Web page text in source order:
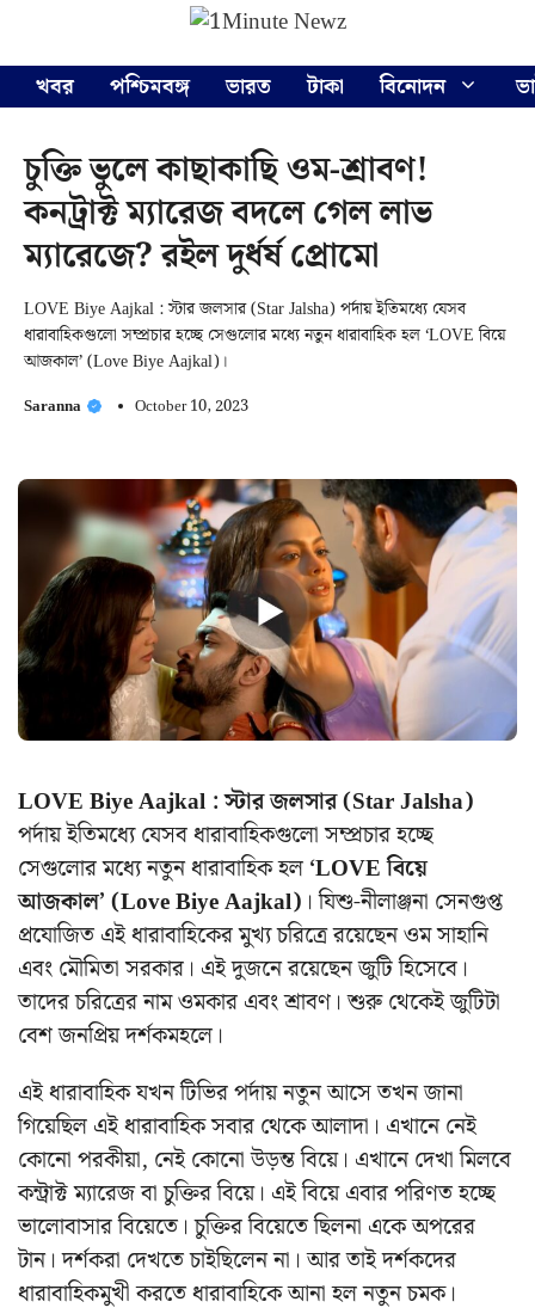
content
খবর
পশ্চিমবঙ্গ ভারত টাকা বিনোদন
চুক্তি ভুলে কাছাকাছি ওম-শ্রাবণ!
কনট্রাক্ট ম্যারেজ বদলে গেল লাভ
ম্যারেজে? রইল দুর্ধর্ষ প্রোমো
LOVE Biye Aajkal : স্টার জলসার (Star Jalsha) পর্দায় ইতিমধ্যে যেসব
ধারাবাহিকগুলো সম্প্রচার হচ্ছে সেগুলোর মধ্যে নতুন ধারাবাহিক হল ‘LOVE বিয়ে
আজকাল’ (Love Biye Aajkal)।
Saranna October 10, 2023
LOVE Biye Aajkal : স্টার জলসার (Star Jalsha)
পর্দায় ইতিমধ্যে যেসব ধারাবাহিকগুলো সম্প্রচার হচ্ছে
সেগুলোর মধ্যে নতুন ধারাবাহিক হল‘LOVE বিয়ে
আজকাল’ (Love Biye Aajkal) । যিশু-নীলাঞ্জনা সেনগুপ্ত
প্রযোজিত এই ধারাবাহিকের মুখ্য চরিত্রে রয়েছেন ওম সাহানি
এবং মৌমিতা সরকার। এই দুজনে রয়েছেন জুটি হিসেবে।
তাদের চরিত্রের নাম ওমকার এবং শ্রাবণ। শুরু থেকেই জুটিটা
বেশ জনপ্রিয় দর্শকমহলে।
এই ধারাবাহিক যখন টিভির পর্দায় নতুন আসে তখন জানা
গিয়েছিল এই ধারাবাহিক সবার থেকে আলাদা। এখানে নেই
কোনো পরকীয়া, নেই কোনো উড়ন্ত বিয়ে। এখানে দেখা মিলবে
কন্ট্রাক্ট ম্যারেজ বা চুক্তির বিয়ে। এই বিয়ে এবার পরিণত হচ্ছে
ভালোবাসার বিয়েতে। চুক্তির বিয়েতে ছিলনা একে অপরের
টান। দর্শকরা দেখতে চাইছিলেন না। আর তাই দর্শকদের
ধারাবাহিকমুখী করতে ধারাবাহিকে আনা হল নতুন চমক।